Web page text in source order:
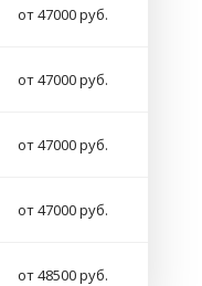
от 47000 руб.
от 47000 руб.
от 47000 руб.
от 47000 руб.
от 48500 руб.